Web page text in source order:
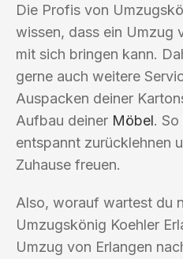
Die Profis von
wissen, dass ein Umzug
mit sich bringen kann.
gerne auch weitere
Auspacken deiner
Aufbau deiner Möbel.
entspannt zurücklehnen
Zuhause freuen.
Also, worauf wartest du
Umzugskönig Koehler
Umzug von Erlangen